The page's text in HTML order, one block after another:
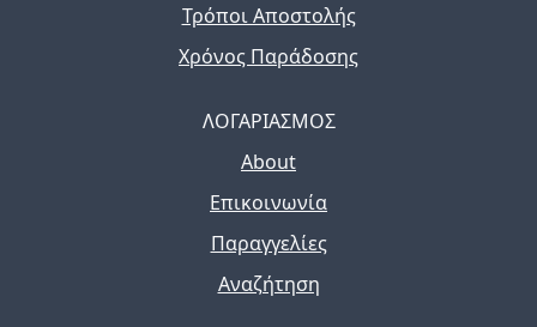
Τρόποι Αποστολής
Χρόνος Παράδοσης
ΛΟΓΑΡΙΑΣΜΟΣ
About
Επικοινωνία
Παραγγελίες
Αναζήτηση